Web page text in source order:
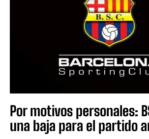
Por motivos personales:
una baja para el partido